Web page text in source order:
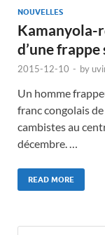
NOUVELLES
Kamanyola-
d’une
2015-12-10 - by
Un homme
franc congolais
cambistes au
décembre. …
READ MORE